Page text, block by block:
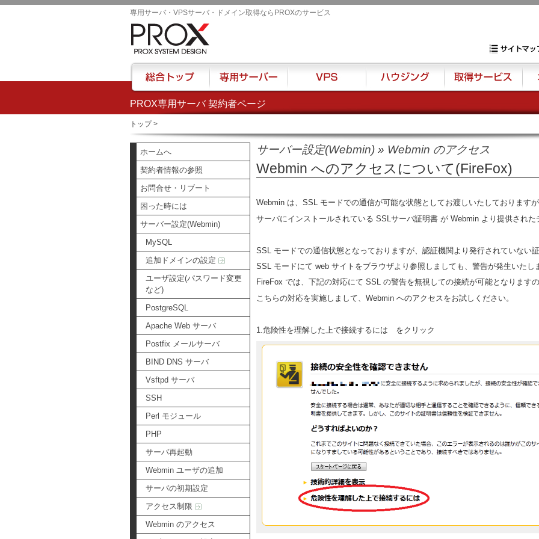
PROX専用サーバ 契約者ページ
専用サーバ・VPSサーバ・ドメイン取得ならPROXのサービス
トップ>
ホームへ
契約者情報の参照
お問合せ・リブート
困った時には
サーバー設定(Webmin)
MySQL
追加ドメインの設定
ユーザ設定(パスワード変更
など)
PostgreSQL
Apache Web サーバ
Postfix メールサーバ
BIND DNS サーバ
Vsftpd サーバ
SSH
Perl モジュール
PHP
サーバ再起動
Webmin ユーザの追加
サーバの初期設定
アクセス制限
Webmin のアクセス
サーバー設定(Webmin)» Webmin のアクセス
Webmin へのアクセスについて(FireFox)
Webmin は、SSL モードでの通信が可能な状態としてお渡しいたしております
サーバにインストールされている SSLサーバ証明書 が Webmin より提供され
SSL モードでの通信状態となっておりますが、認証機関より発行されていない
SSL モードにて web サイトをブラウザより参照しましても、警告が発生いたし
FireFox では、下記の対応にて SSL の警告を無視しての接続が可能となります
こちらの対応を実施しまして、Webmin へのアクセスをお試しください。
1.危険性を理解した上で接続するには をクリック
総合トップ 専用サーバー VPS ハウジング 取得サービス オプ